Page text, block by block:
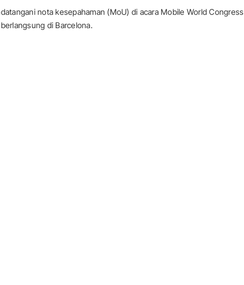
nota kesepahaman (MoU) di acara Mobile World Congress
di Barcelona.